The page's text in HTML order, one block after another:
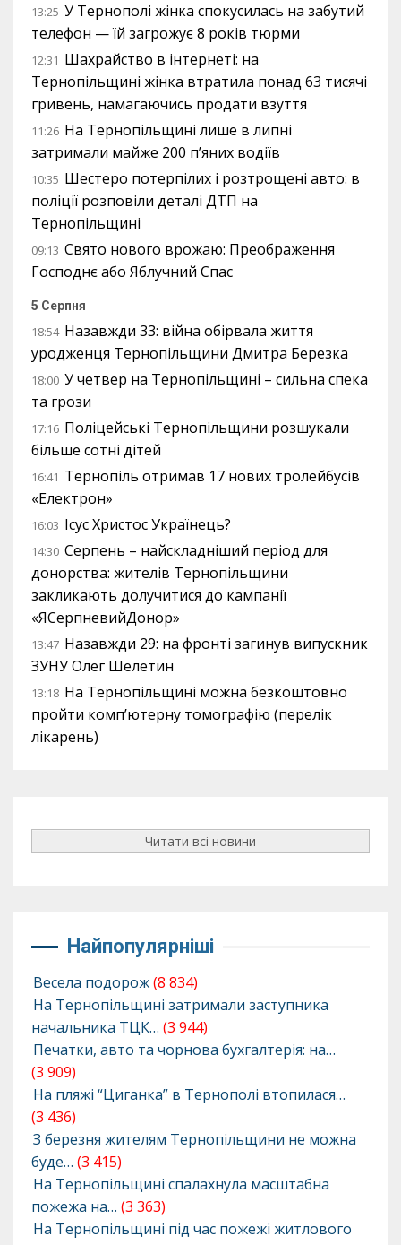
13:25 У Тернополі жінка спокусилась на забутий
телефон — їй загрожує 8 років тюрми
12:31 Шахрайство в інтернеті: на
Тернопільщині жінка втратила понад 63 тисячі
гривень, намагаючись продати взуття
11:26 На Тернопільщині лише в липні
затримали майже 200 п’яних водіїв
10:35 Шестеро потерпілих і розтрощені авто: в
поліції розповіли деталі ДТП на
Тернопільщині
09:13 Свято нового врожаю: Преображення
Господнє або Яблучний Спас
5 Серпня
18:54 Назавжди 33: війна обірвала життя
уродженця Тернопільщини Дмитра Березка
18:00 У четвер на Тернопільщині – сильна спека
та грози
17:16 Поліцейські Тернопільщини розшукали
більше сотні дітей
16:41 Тернопіль отримав 17 нових тролейбусів
«Електрон»
16:03 Ісус Христос Українець?
14:30 Серпень – найскладніший період для
донорства: жителів Тернопільщини
закликають долучитися до кампанії
«ЯСерпневийДонор»
13:47 Назавжди 29: на фронті загинув випускник
ЗУНУ Олег Шелетин
13:18 На Тернопільщині можна безкоштовно
пройти комп’ютерну томографію (перелік
лікарень)
Читати всі новини
Найпопулярніші
Весела подорож(8 834)
На Тернопільщині затримали заступника
начальника ТЦК… (3 944)
Печатки, авто та чорнова бухгалтерія: на…
(3 909)
На пляжі “Циганка” в Тернополі втопилася…
(3 436)
З березня жителям Тернопільщини не можна
буде… (3 415)
На Тернопільщині спалахнула масштабна
пожежа на… (3 363)
На Тернопільщині під час пожежі житлового